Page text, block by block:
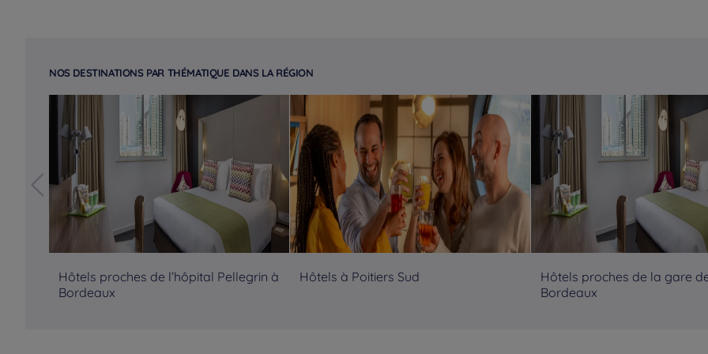
NOS DESTINATIONS PAR THÉMATIQUE DANS LA RÉGION
Hôtels proches de l’hôpital Pellegrin à
Bordeaux
Hôtels à Poitiers Sud
Hôtels proches de la gare
Bordeaux